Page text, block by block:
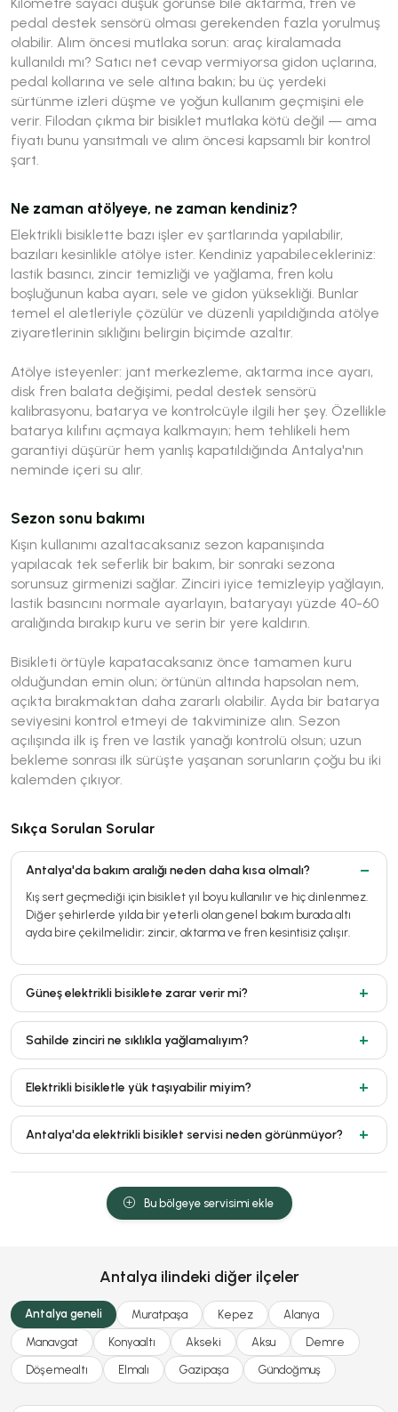
pedal destek sensörü olması gerekenden fazla yorulmuş
olabilir. Alım öncesi mutlaka sorun: araç kiralamada
kullanıldı mı? Satıcı net cevap vermiyorsa gidon uçlarına,
pedal kollarına ve sele altına bakın; bu üç yerdeki
sürtünme izleri düşme ve yoğun kullanım geçmişini ele
verir. Filodan çıkma bir bisiklet mutlaka kötü değil — ama
fiyatı bunu yansıtmalı ve alım öncesi kapsamlı bir kontrol
şart.
Ne zaman atölyeye, ne zaman kendiniz?
Elektrikli bisiklette bazı işler ev şartlarında yapılabilir,
bazıları kesinlikle atölye ister. Kendiniz yapabilecekleriniz:
lastik basıncı, zincir temizliği ve yağlama, fren kolu
boşluğunun kaba ayarı, sele ve gidon yüksekliği. Bunlar
temel el aletleriyle çözülür ve düzenli yapıldığında atölye
ziyaretlerinin sıklığını belirgin biçimde azaltır.
Atölye isteyenler: jant merkezleme, aktarma ince ayarı,
disk fren balata değişimi, pedal destek sensörü
kalibrasyonu, batarya ve kontrolcüyle ilgili her şey. Özellikle
batarya kılıfını açmaya kalkmayın; hem tehlikeli hem
garantiyi düşürür hem yanlış kapatıldığında Antalya'nın
neminde içeri su alır.
Sezon sonu bakımı
Kışın kullanımı azaltacaksanız sezon kapanışında
yapılacak tek seferlik bir bakım, bir sonraki sezona
sorunsuz girmenizi sağlar. Zinciri iyice temizleyip yağlayın,
lastik basıncını normale ayarlayın, bataryayı yüzde 40-60
aralığında bırakıp kuru ve serin bir yere kaldırın.
Bisikleti örtüyle kapatacaksanız önce tamamen kuru
olduğundan emin olun; örtünün altında hapsolan nem,
açıkta bırakmaktan daha zararlı olabilir. Ayda bir batarya
seviyesini kontrol etmeyi de takviminize alın. Sezon
açılışında ilk iş fren ve lastik yanağı kontrolü olsun; uzun
bekleme sonrası ilk sürüşte yaşanan sorunların çoğu bu iki
kalemden çıkıyor.
Sıkça Sorulan Sorular
Antalya'da bakım aralığı neden daha kısa olmalı?
Kış sert geçmediği için bisiklet yıl boyu kullanılır ve hiç dinlenmez.
Diğer şehirlerde yılda bir yeterli olan genel bakım burada altı
ayda bire çekilmelidir; zincir, aktarma ve fren kesintisiz çalışır.
Güneş elektrikli bisiklete zarar verir mi?
Sahilde zinciri ne sıklıkla yağlamalıyım?
Elektrikli bisikletle yük taşıyabilir miyim?
Antalya'da elektrikli bisiklet servisi neden görünmüyor?
Bu bölgeye servisimi ekle
Antalya ilindeki diğer ilçeler
Antalya geneli Muratpaşa Kepez Alanya
Manavgat Konyaaltı Akseki Aksu Demre
Döşemealtı Elmalı Gazipaşa Gündoğmuş